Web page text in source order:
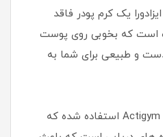
ایزادورا یک کرم پودر فاقد
است که بخوبی روی پوست
و طبیعی برای شما به
در ترکیبات این محصول از Actigym استفاده شده که